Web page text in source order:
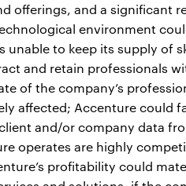
offerings, and a significant
environment
unable to keep its supply of
and retain professionals
of the company’s
affected; Accenture could
and/or company data
operates are highly
profitability could